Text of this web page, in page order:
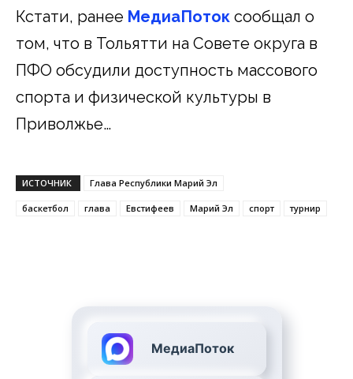
Кстати, ранее МедиаПоток сообщал о
том, что в Тольятти на Совете округа в
ПФО обсудили доступность массового
спорта и физической культуры в
Приволжье…
ИСТОЧНИК Глава Республики Марий Эл
баскетбол глава Евстифеев Марий Эл спорт турнир
МедиаПоток